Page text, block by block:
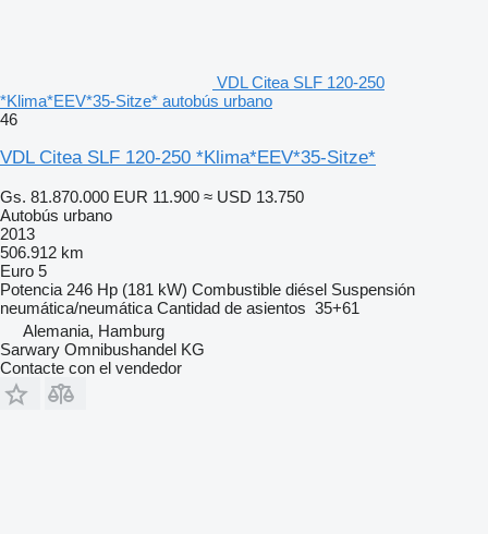
VDL Citea SLF 120-250
*Klima*EEV*35-Sitze* autobús urbano
46
VDL Citea SLF 120-250 *Klima*EEV*35-Sitze*
Gs. 81.870.000 EUR 11.900 ≈ USD 13.750
Autobús urbano
2013
506.912 km
Euro 5
Potencia 246 Hp (181 kW) Combustible diésel Suspensión
neumática/neumática Cantidad de asientos 35+61
Alemania, Hamburg
Sarwary Omnibushandel KG
Contacte con el vendedor